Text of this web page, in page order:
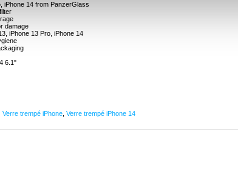
iPhone 14 from PanzerGlass
damage
iPhone 13 Pro, iPhone 14
6.1"
Verre trempé iPhone Verre trempé iPhone 14